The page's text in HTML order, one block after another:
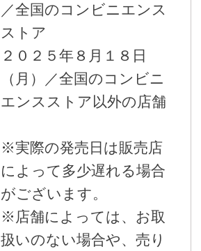
／全国のコンビニエンス
ストア
２０２５年８月１８日
（月）／全国のコンビニ
エンスストア以外の店舗
※実際の発売日は販売店
によって多少遅れる場合
がございます。
※店舗によっては、お取
扱いのない場合や、売り